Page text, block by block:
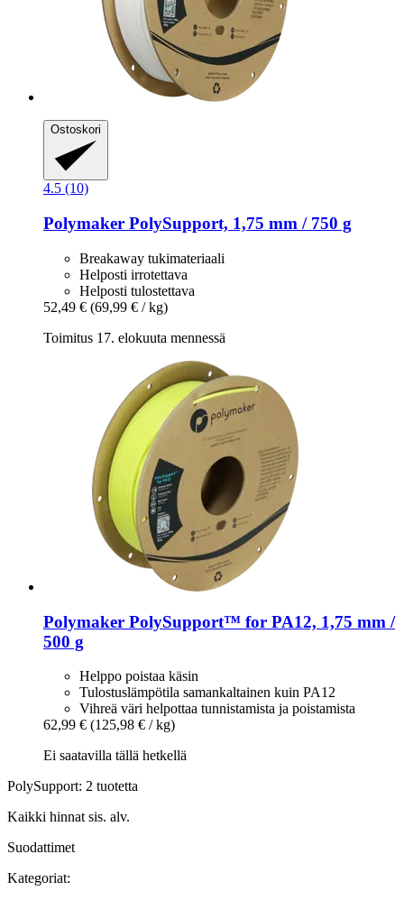
Ostoskori
4.5 (10)
Polymaker PolySupport, 1,75 mm / 750 g
Breakaway tukimateriaali
Helposti irrotettava
Helposti tulostettava
52,49 € (69,99 € / kg)
Toimitus 17. elokuuta mennessä
Polymaker PolySupport™ for PA12, 1,75 mm /
500 g
Helppo poistaa käsin
Tulostuslämpötila samankaltainen kuin PA12
Vihreä väri helpottaa tunnistamista ja poistamista
62,99 € (125,98 € / kg)
Ei saatavilla tällä hetkellä
PolySupport: 2 tuotetta
Kaikki hinnat sis. alv.
Suodattimet
Kategoriat: